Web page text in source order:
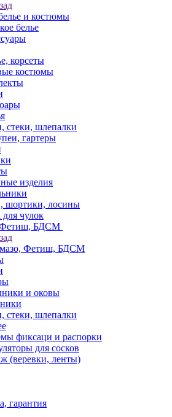
и костюмы
белье
корсеты
костюмы
стеки, шлепалки
гартеры
изделия
шортики, лосины
для чулок
Фетиш, БДСМ
Фетиш, БДСМ
и оковы
стеки, шлепалки
фиксаци и распорки
для сосков
(веревки, ленты)
гарантия